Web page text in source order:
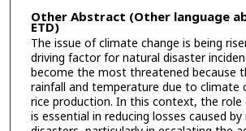
Other Abstract (Other language
ETD)
The issue of climate change is being
driving factor for natural disaster
become the most threatened because
rainfall and temperature due to climate
rice production. In this context, the
is essential in reducing losses caused